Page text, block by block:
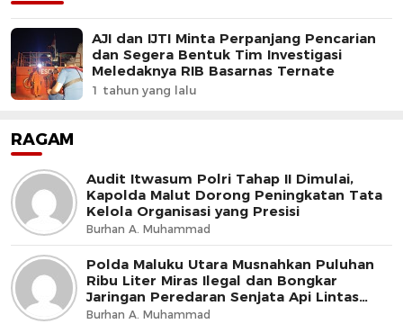
AJI dan IJTI Minta Perpanjang Pencarian
dan Segera Bentuk Tim Investigasi
Meledaknya RIB Basarnas Ternate
1 tahun yang lalu
RAGAM
Audit Itwasum Polri Tahap II Dimulai,
Kapolda Malut Dorong Peningkatan Tata
Kelola Organisasi yang Presisi
Burhan A. Muhammad
Polda Maluku Utara Musnahkan Puluhan
Ribu Liter Miras Ilegal dan Bongkar
Jaringan Peredaran Senjata Api Lintas
Negara
Burhan A. Muhammad